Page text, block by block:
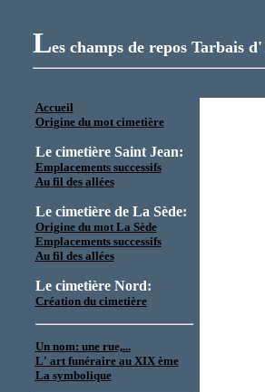
Les champs de repos Tarbais
Accueil
Origine du mot cimetière
Le cimetière Saint Jean:
Emplacements successifs
Au fil des allées
Le cimetière de La Sède:
Origine du mot La Sède
Emplacements successifs
Au fil des allées
Le cimetière Nord:
Création du cimetière
Un nom: une rue,...
L' art funéraire au XIX ème
La symbolique